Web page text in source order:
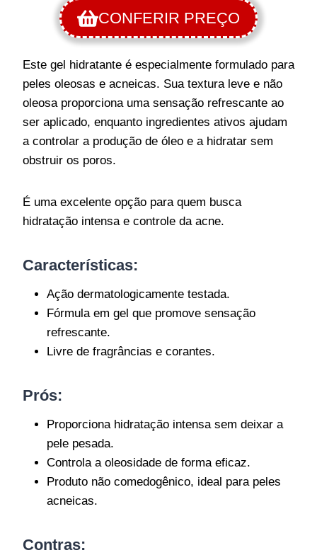
CONFERIR PREÇO
Este gel hidratante é especialmente formulado para
peles oleosas e acneicas. Sua textura leve e não
oleosa proporciona uma sensação refrescante ao
ser aplicado, enquanto ingredientes ativos ajudam
a controlar a produção de óleo e a hidratar sem
obstruir os poros.
É uma excelente opção para quem busca
hidratação intensa e controle da acne.
Características:
Ação dermatologicamente testada.
Fórmula em gel que promove sensação
refrescante.
Livre de fragrâncias e corantes.
Prós:
Proporciona hidratação intensa sem deixar a
pele pesada.
Controla a oleosidade de forma eficaz.
Produto não comedogênico, ideal para peles
acneicas.
Contras: